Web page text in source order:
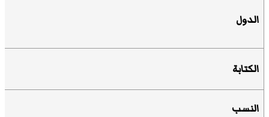
الدول
الكتابة
النسب